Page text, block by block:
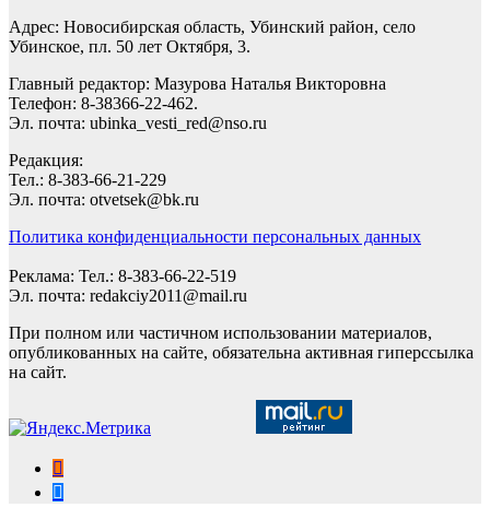
Адрес: Новосибирская область, Убинский район, село
Убинское, пл. 50 лет Октября, 3.
Главный редактор: Мазурова Наталья Викторовна
Телефон: 8-38366-22-462.
Эл. почта: ubinka_vesti_red@nso.ru
Редакция:
Тел.: 8-383-66-21-229
Эл. почта: otvetsek@bk.ru
Политика конфиденциальности персональных данных
Реклама: Тел.: 8-383-66-22-519
Эл. почта: redakciy2011@mail.ru
При полном или частичном использовании материалов,
опубликованных на сайте, обязательна активная гиперссылка
на сайт.